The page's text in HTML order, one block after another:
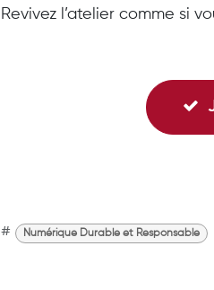
Revivez l’atelier comme si
# Numérique Durable et Responsable